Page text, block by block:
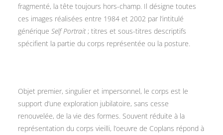
fragmenté, la tête toujours hors-champ. Il désigne toutes
ces images réalisées entre 1984 et 2002 par l’intitulé
générique Self Portrait ; titres et sous-titres descriptifs
spécifient la partie du corps représentée ou la posture.
Objet premier, singulier et impersonnel, le corps est le
support d’une exploration jubilatoire, sans cesse
renouvelée, de la vie des formes. Souvent réduite à la
représentation du corps vieilli, l’oeuvre de Coplans répond à